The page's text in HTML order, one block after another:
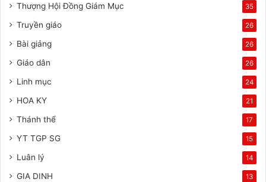
Thượng Hội Đồng Giám Mục 35
Truyền giáo 26
Bài giảng 26
Giáo dân 26
Linh mục 24
HOA KY 21
Thánh thể 17
YT TGP SG 15
Luân lý 14
GIA DINH 13